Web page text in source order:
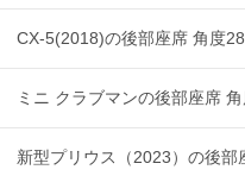
CX-5(2018)の後部座席 角度
ミニ クラブマンの後部座席 角
新型プリウス（2023）の後部